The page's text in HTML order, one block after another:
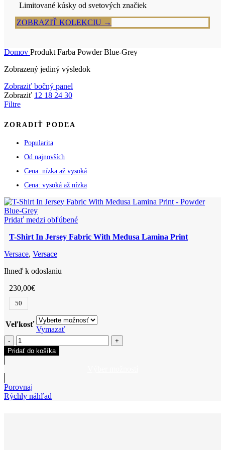
Limitované kúsky od svetových značiek
ZOBRAZIŤ KOLEKCIU →
Domov Produkt Farba Powder Blue-Grey
Zobrazený jediný výsledok
Zobraziť bočný panel
Zobraziť 12 18 24 30
Filtre
ZORADIŤ PODĽA
Popularita
Od najnovších
Cena: nízka až vysoká
Cena: vysoká až nízka
Pridať medzi obľúbené
T-Shirt In Jersey Fabric With Medusa Lamina Print
Versace, Versace
Ihneď k odoslaniu
230,00€
50
Veľkosť
Vymazať
množstvo
T-
Shirt
Fabric
With
Medusa
Pridať do košíka
produkt
má
Porovnaj
Rýchly náhľad